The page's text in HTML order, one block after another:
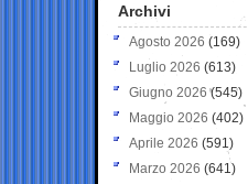
Archivi
Agosto 2026 (169)
Luglio 2026 (613)
Giugno 2026 (545)
Maggio 2026 (402)
Aprile 2026 (591)
Marzo 2026 (641)